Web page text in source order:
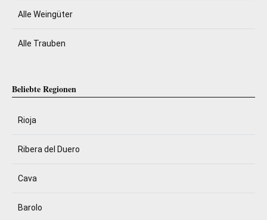
Alle Weingüter
Alle Trauben
Beliebte Regionen
Rioja
Ribera del Duero
Cava
Barolo